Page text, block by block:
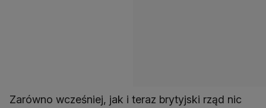
Zarówno wcześniej, jak i teraz brytyjski rząd nic